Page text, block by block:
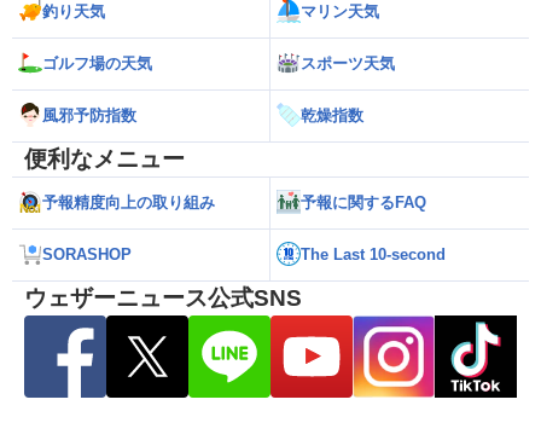
釣り天気 マリン天気
ゴルフ場の天気 スポーツ天気
風邪予防指数 乾燥指数
便利なメニュー
予報精度向上の取り組み 予報に関するFAQ
SORASHOP The Last 10-second
ウェザーニュース公式SNS